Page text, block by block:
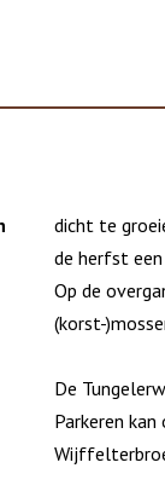
dicht te
de herfst
Op de
(korst-
De
Parkeren